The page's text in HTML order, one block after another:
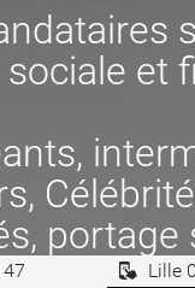
et
portage
Lille